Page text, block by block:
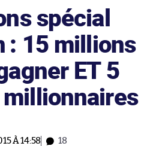
spécial
: 15 millions
ET 5
À 14:58 18